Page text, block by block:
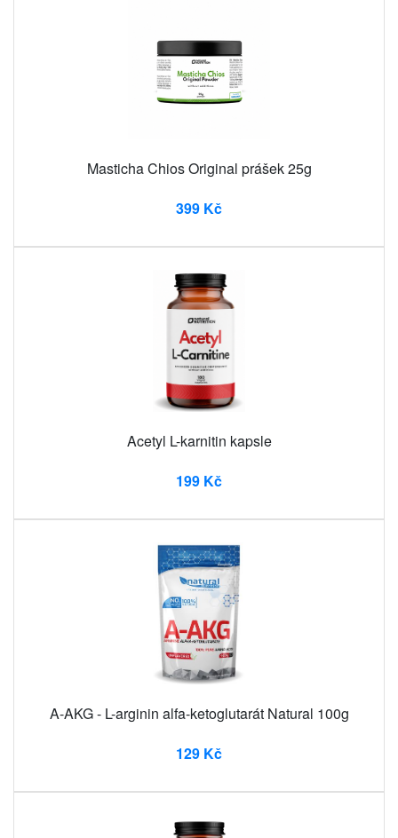
Masticha Chios Original prášek 25g
399 Kč
Acetyl L-karnitin kapsle
199 Kč
A-AKG - L-arginin alfa-ketoglutarát Natural 100g
129 Kč